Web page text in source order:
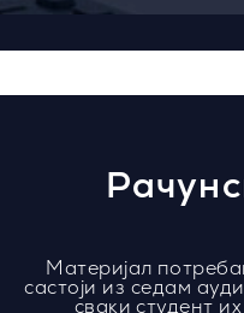
Материјал
састоји из седам
сваки студент